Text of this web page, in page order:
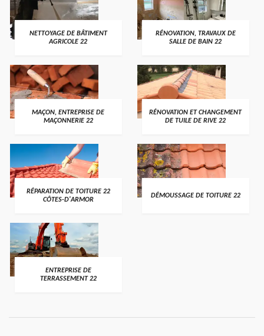
NETTOYAGE DE BÂTIMENT
AGRICOLE 22
RÉNOVATION, TRAVAUX DE
SALLE DE BAIN 22
MAÇON, ENTREPRISE DE
MAÇONNERIE 22
RÉNOVATION ET CHANGEMENT
DE TUILE DE RIVE 22
RÉPARATION DE TOITURE 22
CÔTES-D'ARMOR
DÉMOUSSAGE DE TOITURE 22
ENTREPRISE DE
TERRASSEMENT 22